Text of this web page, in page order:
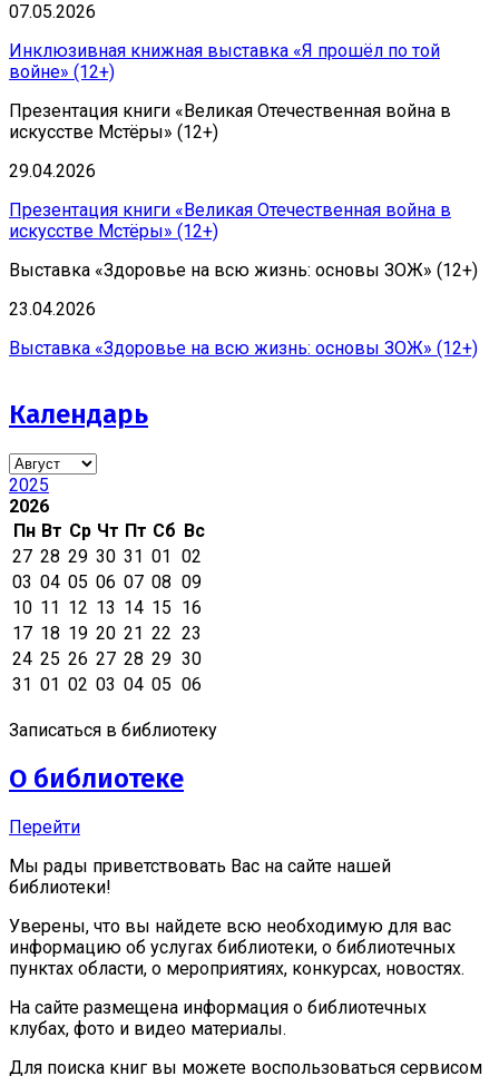
07.05.2026
Инклюзивная книжная выставка «Я прошёл по той
войне» (12+)
Презентация книги «Великая Отечественная война в
искусстве Мстёры» (12+)
29.04.2026
Презентация книги «Великая Отечественная война в
искусстве Мстёры» (12+)
Выставка «Здоровье на всю жизнь: основы ЗОЖ» (12+)
23.04.2026
Выставка «Здоровье на всю жизнь: основы ЗОЖ» (12+)
Календарь
2025
2026
Пн Вт Ср Чт Пт Сб Вс
27 28 29 30 31 01 02
03 04 05 06 07 08 09
10 11 12 13 14 15 16
17 18 19 20 21 22 23
24 25 26 27 28 29 30
31 01 02 03 04 05 06
Записаться в библиотеку
О библиотеке
Перейти
Мы рады приветствовать Вас на сайте нашей
библиотеки!
Уверены, что вы найдете всю необходимую для вас
информацию об услугах библиотеки, о библиотечных
пунктах области, о мероприятиях, конкурсах, новостях.
На сайте размещена информация о библиотечных
клубах, фото и видео материалы.
Для поиска книг вы можете воспользоваться сервисом